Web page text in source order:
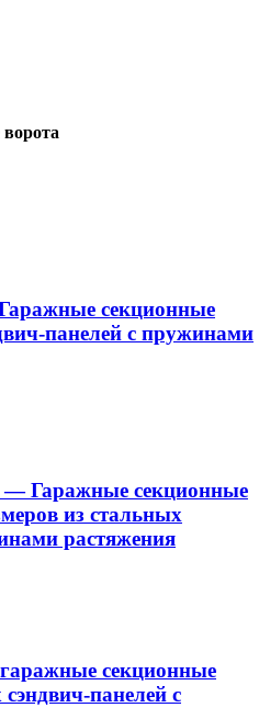
секционные
панелей с пружинами
— Гаражные секционные
из стальных
растяжения
секционные
панелей с